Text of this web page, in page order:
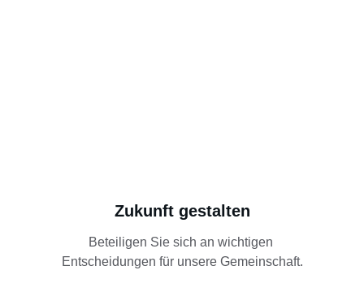
Zukunft gestalten
Beteiligen Sie sich an wichtigen
Entscheidungen für unsere Gemeinschaft.